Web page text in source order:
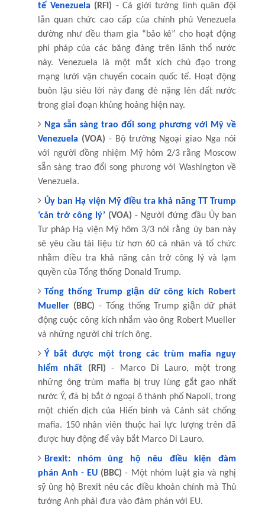
tế Venezuela (RFI) - Cả giới tướng lĩnh quân đội
lẫn quan chức cao cấp của chính phủ Venezuela
dường như đều tham gia “bảo kê” cho hoạt động
phi pháp của các băng đảng trên lãnh thổ nước
này. Venezuela là một mắt xích chủ đạo trong
mạng lưới vận chuyển cocain quốc tế. Hoạt động
buôn lậu siêu lời này đang đè nặng lên đất nước
trong giai đoạn khủng hoảng hiện nay.
Nga sẵn sàng trao đổi song phương với Mỹ về
Venezuela (VOA) - Bộ trưởng Ngoại giao Nga nói
với người đồng nhiệm Mỹ hôm 2/3 rằng Moscow
sẵn sàng trao đổi song phương với Washington về
Venezuela.
Ủy ban Hạ viện Mỹ điều tra khả năng TT Trump
‘cản trở công lý’ (VOA) - Người đứng đầu Ủy ban
Tư pháp Hạ viện Mỹ hôm 3/3 nói rằng ủy ban này
sẽ yêu cầu tài liệu từ hơn 60 cá nhân và tổ chức
nhằm điều tra khả năng cản trở công lý và lạm
quyền của Tổng thống Donald Trump.
Tổng thống Trump giận dữ công kích Robert
Mueller(BBC) - Tổng thống Trump giận dữ phát
động cuộc công kích nhắm vào ông Robert Mueller
và những người chỉ trích ông.
Ý bắt được một trong các trùm mafia nguy
hiểm nhất (RFI)- Marco Di Lauro, một trong
những ông trùm mafia bị truy lùng gắt gao nhất
nước Ý, đã bị bắt ở ngoại ô thành phố Napoli, trong
một chiến dịch của Hiến binh và Cảnh sát chống
mafia. 150 nhân viên thuộc hai lực lượng trên đã
được huy động để vây bắt Marco Di Lauro.
Brexit: nhóm ủng hộ nêu điều kiện đàm
phánAnh - EU (BBC)- Một nhóm luật gia và nghị
sỹ ủng hộ Brexit nêu các điều khoản chính mà Thủ
tướng Anhphải đưa vào đàm phán với EU.